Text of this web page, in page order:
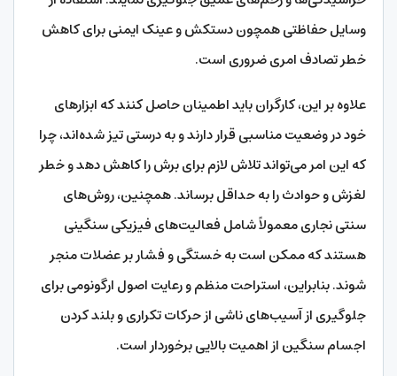
وسایل حفاظتی همچون دستکش و عینک ایمنی برای کاهش
خطر تصادف امری ضروری است.
علاوه بر این، کارگران باید اطمینان حاصل کنند که ابزارهای
خود در وضعیت مناسبی قرار دارند و به درستی تیز شده‌اند، چرا
که این امر می‌تواند تلاش لازم برای برش را کاهش دهد و خطر
لغزش و حوادث را به حداقل برساند. همچنین، روش‌های
سنتی نجاری معمولاً شامل فعالیت‌های فیزیکی سنگینی
هستند که ممکن است به خستگی و فشار بر عضلات منجر
شوند. بنابراین، استراحت منظم و رعایت اصول ارگونومی برای
جلوگیری از آسیب‌های ناشی از حرکات تکراری و بلند کردن
اجسام سنگین از اهمیت بالایی برخوردار است.